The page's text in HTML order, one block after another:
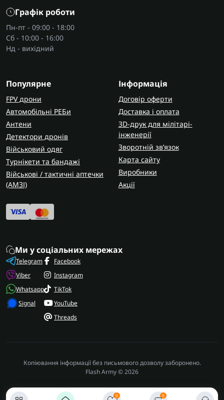
0 0
Графік роботи
Пн-пт - 09:00 - 18:00
Сб - 10:00 - 16:00
Нд - вихідний
Популярне
FPV дрони
Автомобільні РЕБи
Антени
Детектори дронів
Військовий одяг
Турнікети та бандажі
Військові / тактичні аптечки
(AMЗІ)
Інформація
Договір оферти
Доставка і оплата
3D-друк для мілітарі-
інженерії
Зворотній зв’язок
Карта сайту
Виробники
Акції
Ми у соціальних мережах
Telegram
Viber
Whatsapp
Signal
Facebook
Instagram
TikTok
YouTube
Threads
Копіювання інформації без письмового дозволу заборонено.
Flash Army © 2026